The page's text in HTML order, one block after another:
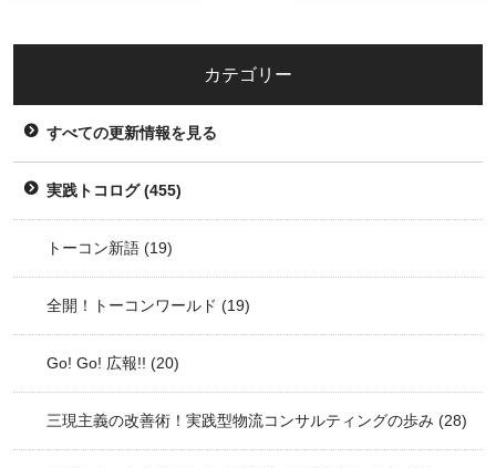
カテゴリー
すべての更新情報を見る
実践トコログ(455)
トーコン新語 (19)
全開！トーコンワールド (19)
Go! Go! 広報!! (20)
三現主義の改善術！実践型物流コンサルティングの歩み (28)